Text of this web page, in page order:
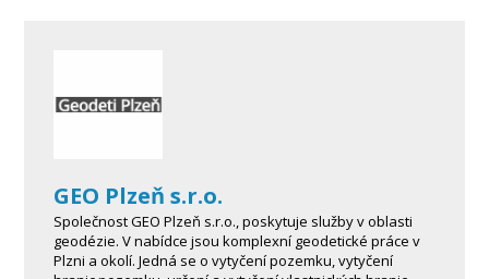
GEO Plzeň s.r.o.
Společnost GEO Plzeň s.r.o., poskytuje služby v oblasti
geodézie. V nabídce jsou komplexní geodetické práce v
Plzni a okolí. Jedná se o vytyčení pozemku, vytyčení